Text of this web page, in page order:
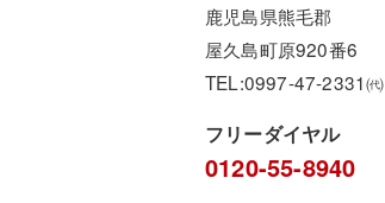
鹿児島県熊毛郡
屋久島町原920番6
TEL:0997-47-2331㈹
フリーダイヤル
0120-55-8940